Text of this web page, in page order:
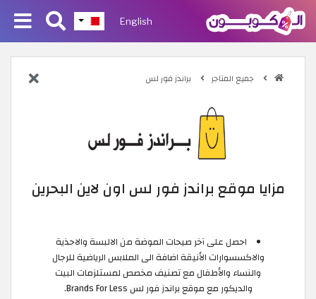
English
جميع المتاجر براندز فور لس
مزايا موقع براندز فور لس اون لاين البحرين
احصل على آخر صيحات الموضة من الالبسة والاحذية
والاكسسوارات الأنيقة اضافة الى الملابس الرياضية للرجال
والنساء والأطفال مع تصنيف مخصص لمستلزمات البيت
والديكور مع موقع براندز فور لس Brands For Less.